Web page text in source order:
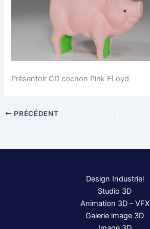
Présentoir CD cochon Pink FLoyd
PRÉCÉDENT
Design Industriel
Studio 3D
Animation 3D – VFX
Galerie image 3D